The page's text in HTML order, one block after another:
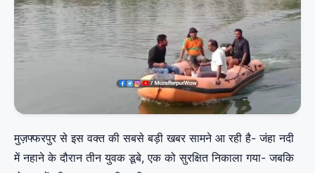
मुज़फ्फरपुर से इस वक्त की सबसे बड़ी खबर सामने आ रही है- जंहा नदी
में नहाने के दौरान तीन युवक डूबे, एक को सुरक्षित निकाला गया- जबकि